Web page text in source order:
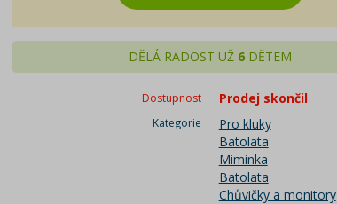
DĚLÁ RADOST UŽ 6DĚTEM
Dostupnost Prodej skončil
Kategorie
Pro kluky
Batolata
Miminka
Batolata
Chůvičky a monitory